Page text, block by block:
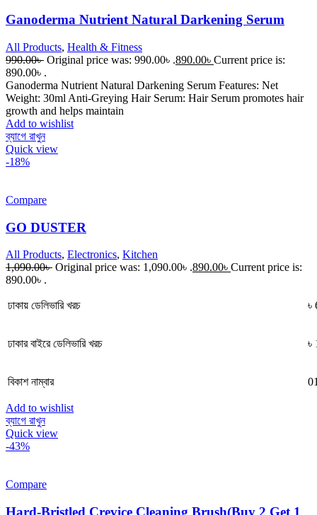
Ganoderma Nutrient Natural Darkening Serum
All Products, Health & Fitness
990.00৳ Original price was: 990.00৳ .890.00৳ Current price is:
890.00৳ .
Ganoderma Nutrient Natural Darkening Serum Features: Net
Weight: 30ml Anti-Greying Hair Serum: Hair Serum promotes hair
growth and helps maintain
Add to wishlist
ব্যাগে রাখুন
Quick view
-18%
Compare
GO DUSTER
All Products, Electronics, Kitchen
1,090.00৳ Original price was: 1,090.00৳ .890.00৳ Current price is:
890.00৳ .
ঢাকায় ডেলিভারি খরচ ৳
ঢাকার বাইরে ডেলিভারি খরচ ৳
বিকাশ নাম্বার
Add to wishlist
ব্যাগে রাখুন
Quick view
-43%
Compare
Hard-Bristled Crevice Cleaning Brush(Buy 2 Get 1